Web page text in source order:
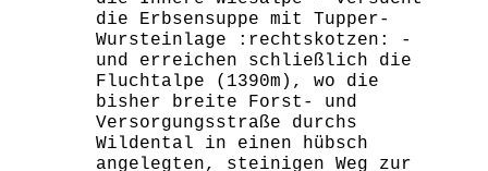
die Erbsensuppe mit Tupper-
Wursteinlage :rechtskotzen: -
und erreichen schließlich die
Fluchtalpe (1390m), wo die
bisher breite Forst- und
Versorgungsstraße durchs
Wildental in einen hübsch
angelegten, steinigen Weg zur